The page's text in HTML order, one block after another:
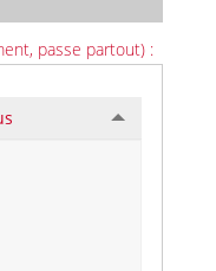
passe partout) :